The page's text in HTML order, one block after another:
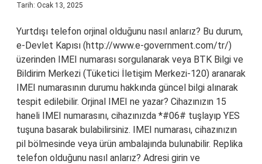
Tarih: Ocak 13, 2025
Yurtdışı telefon orjinal olduğunu nasıl anlarız? Bu durum,
e-Devlet Kapısı (http://www.e-government.com/tr/)
üzerinden IMEI numarası sorgulanarak veya BTK Bilgi ve
Bildirim Merkezi (Tüketici İletişim Merkezi-120) aranarak
IMEI numarasının durumu hakkında güncel bilgi alınarak
tespit edilebilir. Orjinal IMEI ne yazar? Cihazınızın 15
haneli IMEI numarasını, cihazınızda *#06# tuşlayıp YES
tuşuna basarak bulabilirsiniz. IMEI numarası, cihazınızın
pil bölmesinde veya ürün ambalajında ​​bulunabilir. Replika
telefon olduğunu nasıl anlarız? Adresi girin ve